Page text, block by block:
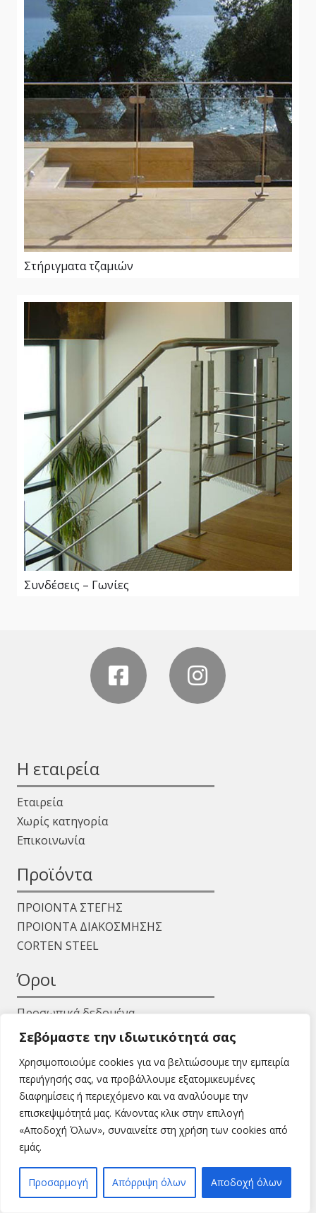
Σεβόμαστε την ιδιωτικότητά σας
Χρησιμοποιούμε cookies για να βελτιώσουμε την εμπειρία
περιήγησής σας, να προβάλλουμε εξατομικευμένες
διαφημίσεις ή περιεχόμενο και να αναλύουμε την
επισκεψιμότητά μας. Κάνοντας κλικ στην επιλογή
«Αποδοχή Όλων», συναινείτε στη χρήση των cookies από
εμάς.
Προσαρμογή Απόρριψη όλων Αποδοχή όλων
Στήριγματα τζαμιών
Συνδέσεις – Γωνίες
Η εταιρεία
Εταιρεία
Χωρίς κατηγορία
Επικοινωνία
Προϊόντα
ΠΡΟΙΟΝΤΑ ΣΤΕΓΗΣ
ΠΡΟΙΟΝΤΑ ΔΙΑΚΟΣΜΗΣΗΣ
CORTEN STEEL
Όροι
Προσωπικά δεδομένα
Όροι χρήσης
Copyright © 2024 isaakidis.gr - All Rights Reserved.